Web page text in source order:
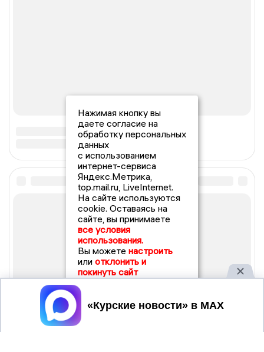
Нажимая кнопку вы
даете согласие на
обработку персональных
данных
с использованием
интернет-сервиса
Яндекс.Метрика,
top.mail.ru, LiveInternet.
На сайте используются
cookie. Оставаясь на
сайте, вы принимаете
все условия
использования.
Вы можете настроить
или отклонить и
покинуть сайт
Принять